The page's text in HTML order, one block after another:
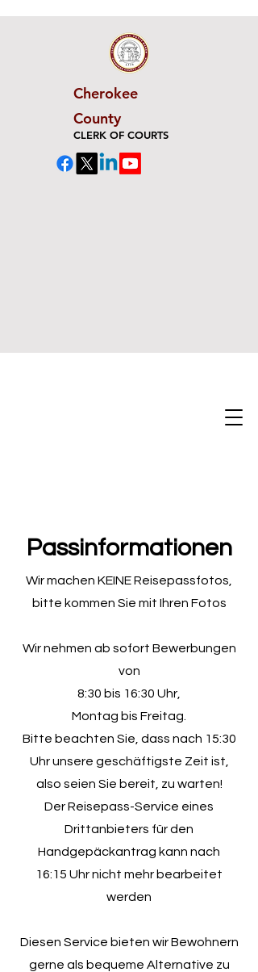
Cherokee
County
CLERK OF COURTS
Passinformationen
Wir machen KEINE Reisepassfotos,
bitte kommen Sie mit Ihren Fotos
Wir nehmen ab sofort Bewerbungen
von
8:30 bis 16:30 Uhr,
Montag bis Freitag.
Bitte beachten Sie, dass nach 15:30
Uhr unsere geschäftigste Zeit ist,
also seien Sie bereit, zu warten!
Der Reisepass-Service eines
Drittanbieters für den
Handgepäckantrag kann nach
16:15 Uhr nicht mehr bearbeitet
werden
Diesen Service bieten wir Bewohnern
gerne als bequeme Alternative zu